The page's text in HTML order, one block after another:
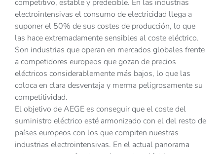
competitivo, estable y predecible. En las industrias
electrointensivas el consumo de electricidad llega a
suponer el 50% de sus costes de producción, lo que
las hace extremadamente sensibles al coste eléctrico.
Son industrias que operan en mercados globales frente
a competidores europeos que gozan de precios
eléctricos considerablemente más bajos, lo que las
coloca en clara desventaja y merma peligrosamente su
competitividad.
El objetivo de AEGE es conseguir que el coste del
suministro eléctrico esté armonizado con el del resto de
países europeos con los que compiten nuestras
industrias electrointensivas. En el actual panorama